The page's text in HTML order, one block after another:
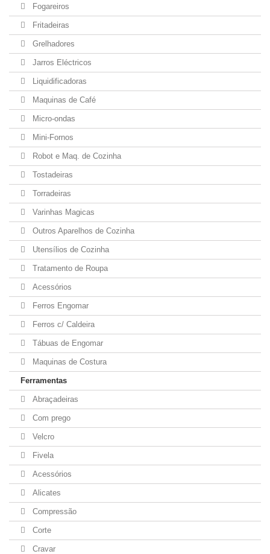
Fogareiros
Fritadeiras
Grelhadores
Jarros Eléctricos
Liquidificadoras
Maquinas de Café
Micro-ondas
Mini-Fornos
Robot e Maq. de Cozinha
Tostadeiras
Torradeiras
Varinhas Magicas
Outros Aparelhos de Cozinha
Utensílios de Cozinha
Tratamento de Roupa
Acessórios
Ferros Engomar
Ferros c/ Caldeira
Tábuas de Engomar
Maquinas de Costura
Ferramentas
Abraçadeiras
Com prego
Velcro
Fivela
Acessórios
Alicates
Compressão
Corte
Cravar